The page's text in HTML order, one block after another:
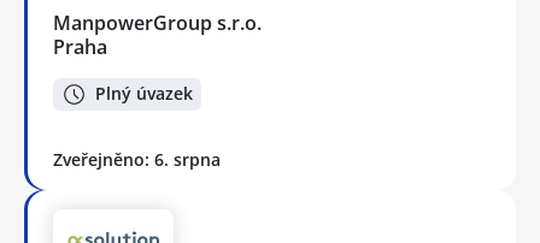
ManpowerGroup s.r.o.
Praha
Plný úvazek
Zveřejněno: 6. srpna